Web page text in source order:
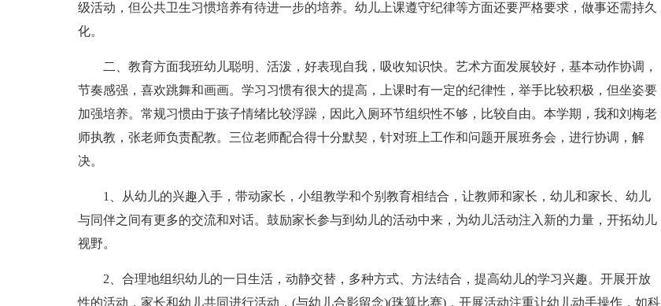
级活动，但公共卫生习惯培养有待进一步的培养。幼儿上课遵守纪律等方面还要严格要求，做事还需持久
化。
二、教育方面我班幼儿聪明、活泼，好表现自我，吸收知识快。艺术方面发展较好，基本动作协调，
节奏感强，喜欢跳舞和画画。学习习惯有很大的提高，上课时有一定的纪律性，举手比较积极，但坐姿要
加强培养。常规习惯由于孩子情绪比较浮躁，因此入厕环节组织性不够，比较自由。本学期，我和刘梅老
师执教，张老师负责配教。三位老师配合得十分默契，针对班上工作和问题开展班务会，进行协调，解
决。
1、从幼儿的兴趣入手，带动家长，小组教学和个别教育相结合，让教师和家长，幼儿和家长、幼儿
与同伴之间有更多的交流和对话。鼓励家长参与到幼儿的活动中来，为幼儿活动注入新的力量，开拓幼儿
视野。
2、合理地组织幼儿的一日生活，动静交替，多种方式、方法结合，提高幼儿的学习兴趣。开展开放
性的活动，家长和幼儿共同进行活动，(与幼儿合影留念)(珠算比赛)，开展活动注重让幼儿动手操作，如科